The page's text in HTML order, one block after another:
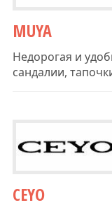
MUYA
Недорогая и
сандалии,
CEYO